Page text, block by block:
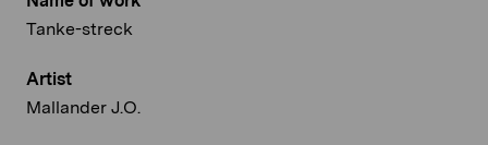
Tanke-streck
Artist
Mallander J.O.